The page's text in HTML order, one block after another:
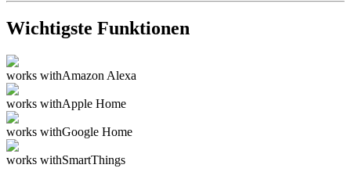
Wichtigste Funktionen
works withAmazon Alexa
works withApple Home
works withGoogle Home
works withSmartThings